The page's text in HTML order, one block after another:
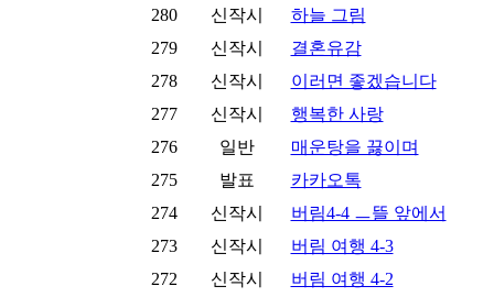
280
신작시
하늘 그림
279
신작시
결혼유감
278
신작시
이러면 좋겠습니다
277
신작시
행복한 사랑
276
일반
매운탕을 끓이며
275
발표
카카오톡
274
신작시
버림4-4 ㅡ뜰 앞에서
273
신작시
버림 여행 4-3
272
신작시
버림 여행 4-2